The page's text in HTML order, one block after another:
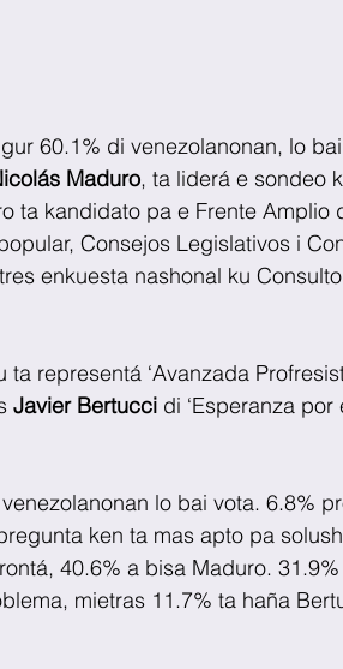
60.1% di venezolanonan, lo
Maduro, ta liderá e sondeo
ta kandidato pa e Frente Amplio
Consejos Legislativos i
enkuesta nashonal ku
ta representá ‘Avanzada
Javier Bertucci di ‘Esperanza por
lo bai vota. 6.8%
ken ta mas apto pa
40.6% a bisa Maduro.
mietras 11.7% ta haña